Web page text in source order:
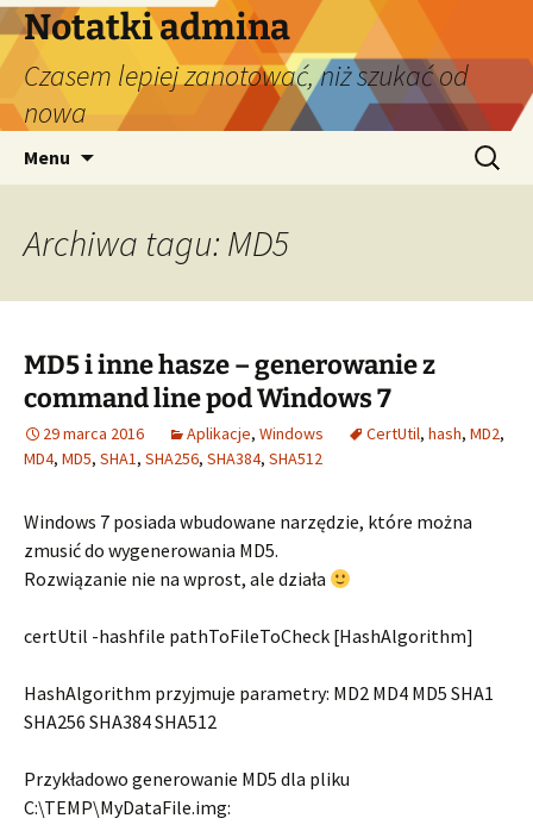
Przejdź
do
treści
Notatki admina
Czasem lepiej zanotować, niż szukać od
nowa
Menu Szukaj:
Archiwa tagu: MD5
MD5 i inne hasze – generowanie z
command line pod Windows 7
29 marca 2016 Aplikacje, Windows CertUtil, hash, MD2,
MD4, MD5, SHA1, SHA256, SHA384, SHA512
Windows 7 posiada wbudowane narzędzie, które można
zmusić do wygenerowania MD5.
Rozwiązanie nie na wprost, ale działa
certUtil -hashfile pathToFileToCheck [HashAlgorithm]
HashAlgorithm przyjmuje parametry: MD2 MD4 MD5 SHA1
SHA256 SHA384 SHA512
Przykładowo generowanie MD5 dla pliku
C:\TEMP\MyDataFile.img: